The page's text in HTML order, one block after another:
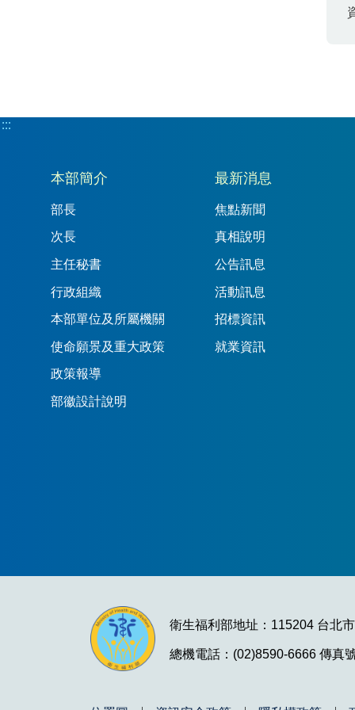
:::
:::
本部簡介
部長
次長
主任秘書
行政組織
本部單位及所屬機關
使命願景及重大政策
政策報導
部徽設計說明
最新消息
焦點新聞
真相說明
公告訊息
活動訊息
招標資訊
就業資訊
衛生福利部地址：115204 台北
總機電話：(02)8590-6666 傳真